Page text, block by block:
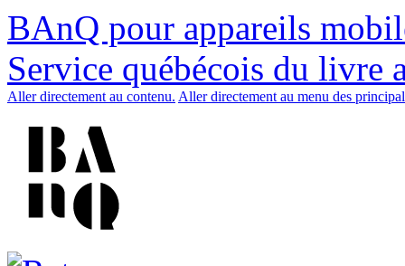
BAnQ pour appareils
Service québécois du livre
Aller directement au contenu. Aller directement au menu des